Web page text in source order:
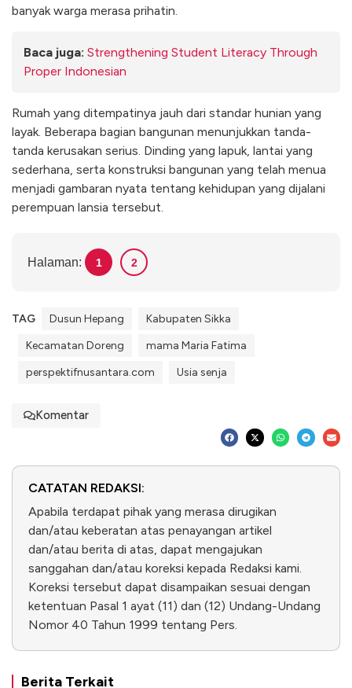
banyak warga merasa prihatin.
Baca juga: Strengthening Student Literacy Through
Proper Indonesian
Rumah yang ditempatinya jauh dari standar hunian yang
layak. Beberapa bagian bangunan menunjukkan tanda-
tanda kerusakan serius. Dinding yang lapuk, lantai yang
sederhana, serta konstruksi bangunan yang telah menua
menjadi gambaran nyata tentang kehidupan yang dijalani
perempuan lansia tersebut.
Halaman: 1 2
TAG Dusun Hepang
Kabupaten Sikka
Kecamatan Doreng
mama Maria Fatima
perspektifnusantara.com
Usia senja
Komentar
CATATAN REDAKSI:
Apabila terdapat pihak yang merasa dirugikan
dan/atau keberatan atas penayangan artikel
dan/atau berita di atas, dapat mengajukan
sanggahan dan/atau koreksi kepada Redaksi kami.
Koreksi tersebut dapat disampaikan sesuai dengan
ketentuan Pasal 1 ayat (11) dan (12) Undang-Undang
Nomor 40 Tahun 1999 tentang Pers.
Berita Terkait